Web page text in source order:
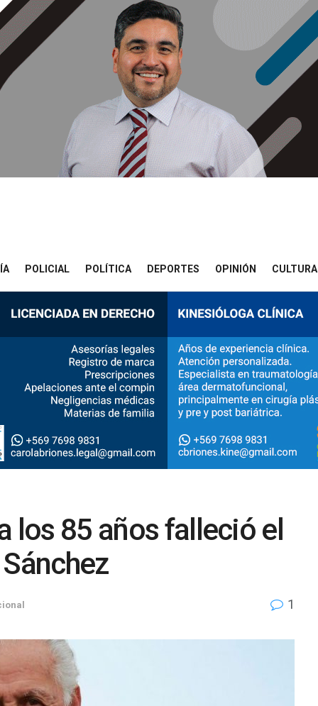
POLICIAL POLÍTICA DEPORTES OPINIÓN CULTURA
los 85 años falleció el
1